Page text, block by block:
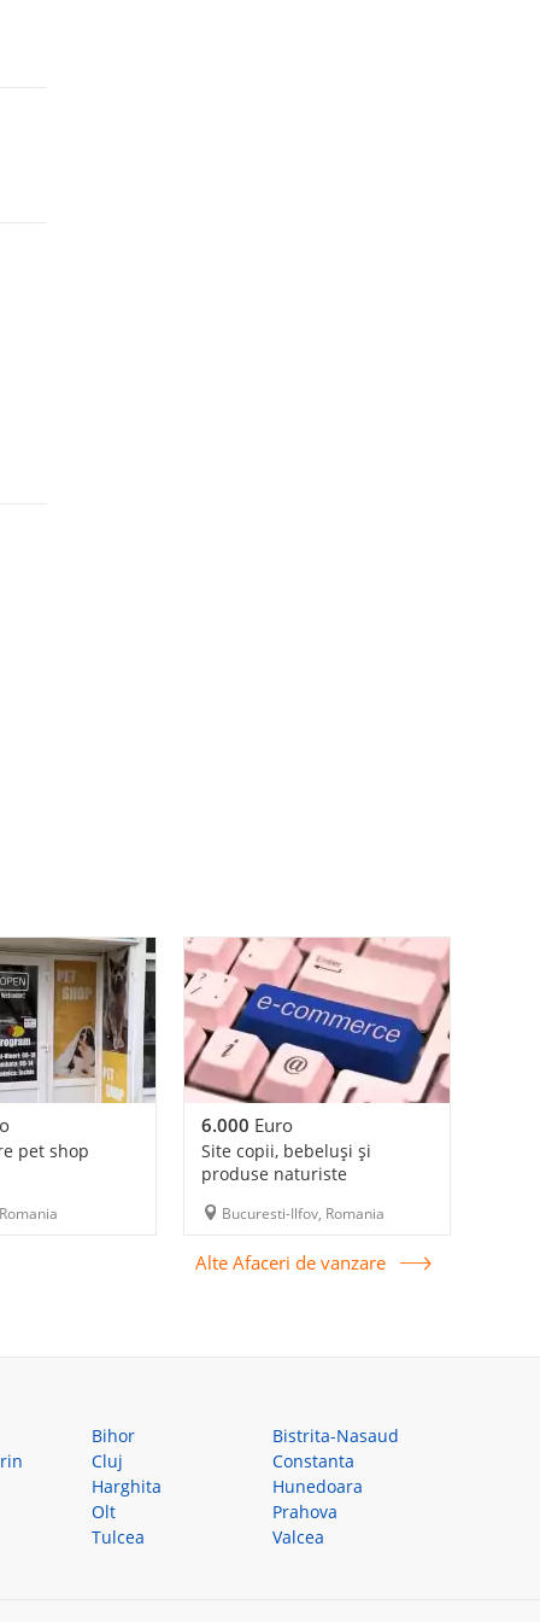
pet shop
6.000 Euro
Site copii, bebeluși și
produse naturiste
Bucuresti-Ilfov, Romania
Alte Afaceri de vanzare
Bihor
Bistrita-Nasaud
Cluj
Constanta
Harghita
Hunedoara
Olt
Prahova
Tulcea
Valcea